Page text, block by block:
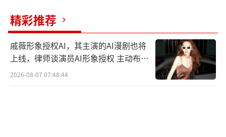
精彩推荐
戚薇形象授权AI，其主演的AI漫剧也将
上线，律师谈演员AI形象授权 主动布局
数字资产
2026-08-07 07:48:44